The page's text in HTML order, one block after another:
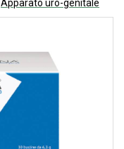
Apparato uro-genitale